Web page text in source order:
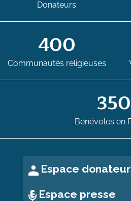
Donateurs
400
Communautés religieuses
350
Bénévoles en
Espace
Espace presse